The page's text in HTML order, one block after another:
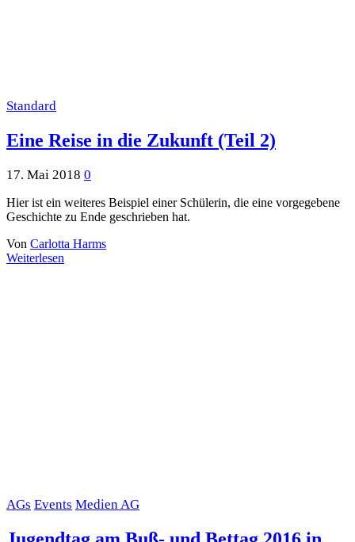
Standard
Eine Reise in die Zukunft (Teil 2)
17. Mai 2018 0
Hier ist ein weiteres Beispiel einer Schülerin, die eine vorgegebene
Geschichte zu Ende geschrieben hat.
Von Carlotta Harms
Weiterlesen
AGs Events Medien AG